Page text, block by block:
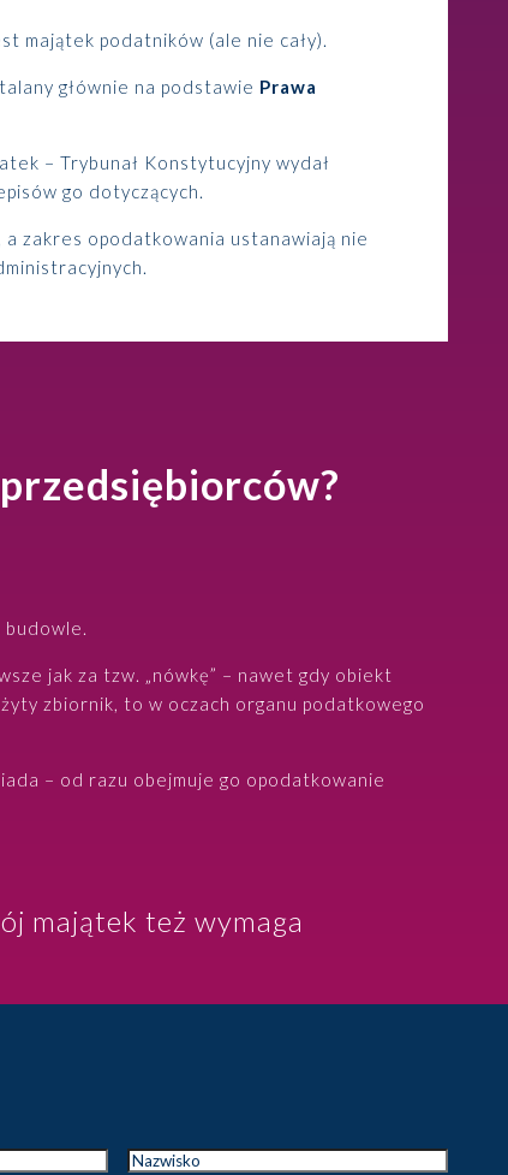
majątek podatników (ale nie cały).
głównie na podstawie Prawa
– Trybunał Konstytucyjny wydał
go dotyczących.
a zakres opodatkowania ustanawiają nie
budowle.
jak za tzw. „nówkę” – nawet gdy obiekt
zbiornik, to w oczach organu podatkowego
– od razu obejmuje go opodatkowanie
majątek też wymaga
Nazwisko